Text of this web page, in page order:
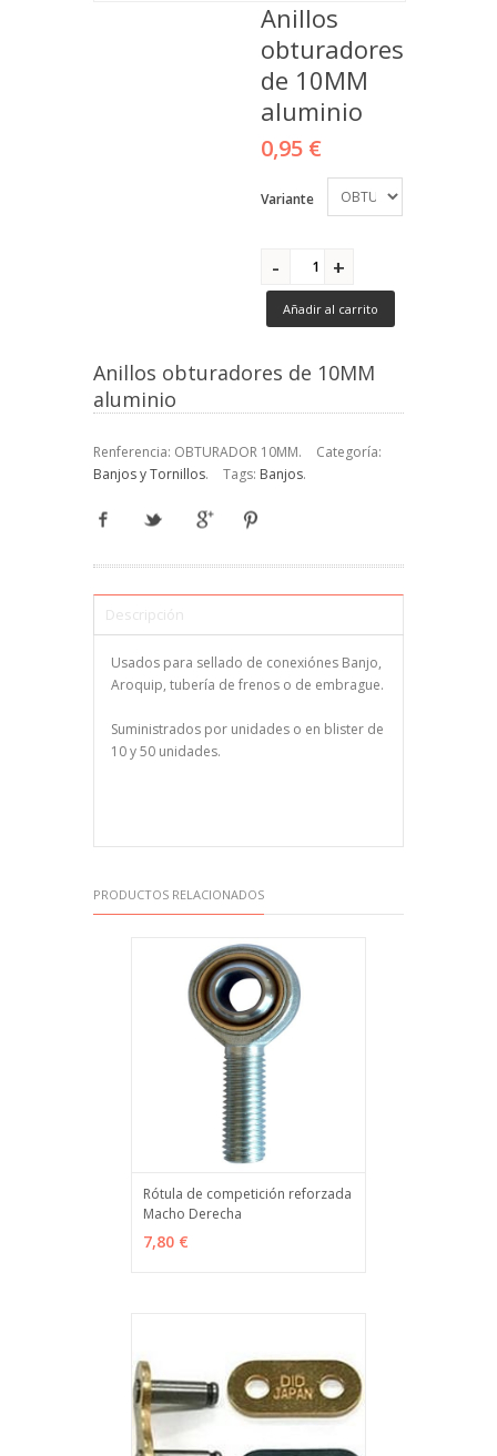
Anillos
obturadores
de 10MM
aluminio
0,95 €
Variante
Añadir al carrito
Anillos obturadores de 10MM
aluminio
Renferencia: OBTURADOR 10MM.
Categoría:
Banjos y Tornillos. Tags: Banjos.
Descripción
Usados para sellado de conexiónes Banjo,
Aroquip, tubería de frenos o de embrague.
Suministrados por unidades o en blister de
10 y 50 unidades.
PRODUCTOS RELACIONADOS
VER OPCIONES
Rótula de competición reforzada
Macho Derecha
7,80 €